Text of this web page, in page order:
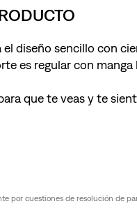
el diseño sencillo con
es regular con manga
que te veas y te
por cuestiones de resolución de